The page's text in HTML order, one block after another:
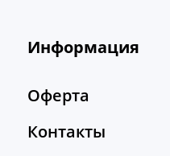
Информация
Оферта
Контакты